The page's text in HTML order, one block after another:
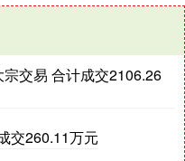
交易 合计成交2106.26
交260.11万元